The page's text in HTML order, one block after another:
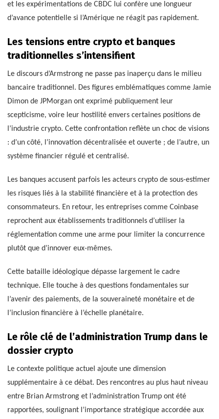
et les expérimentations de CBDC lui confère une longueur
d’avance potentielle si l’Amérique ne réagit pas rapidement.
Les tensions entre crypto et banques
traditionnelles s’intensifient
Le discours d’Armstrong ne passe pas inaperçu dans le milieu
bancaire traditionnel. Des figures emblématiques comme Jamie
Dimon de JPMorgan ont exprimé publiquement leur
scepticisme, voire leur hostilité envers certaines positions de
l’industrie crypto. Cette confrontation reflète un choc de visions
: d’un côté, l’innovation décentralisée et ouverte ; de l’autre, un
système financier régulé et centralisé.
Les banques accusent parfois les acteurs crypto de sous-estimer
les risques liés à la stabilité financière et à la protection des
consommateurs. En retour, les entreprises comme Coinbase
reprochent aux établissements traditionnels d’utiliser la
réglementation comme une arme pour limiter la concurrence
plutôt que d’innover eux-mêmes.
Cette bataille idéologique dépasse largement le cadre
technique. Elle touche à des questions fondamentales sur
l’avenir des paiements, de la souveraineté monétaire et de
l’inclusion financière à l’échelle planétaire.
Le rôle clé de l’administration Trump dans le
dossier crypto
Le contexte politique actuel ajoute une dimension
supplémentaire à ce débat. Des rencontres au plus haut niveau
entre Brian Armstrong et l’administration Trump ont été
rapportées, soulignant l’importance stratégique accordée aux